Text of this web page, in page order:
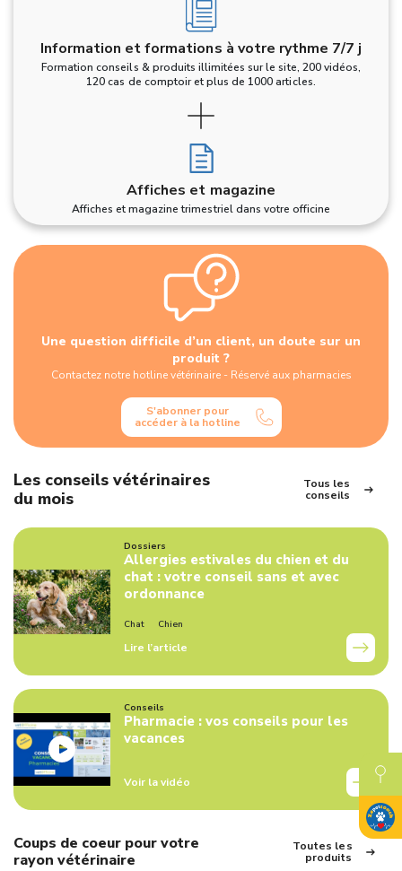
Information et formations à votre rythme 7/7 j
Formation conseils & produits illimitées sur le site, 200 vidéos,
120 cas de comptoir et plus de 1000 articles.
Affiches et magazine
Affiches et magazine trimestriel dans votre officine
Une question difficile d’un client, un doute sur un
produit ?
Contactez notre hotline vétérinaire - Réservé aux pharmacies
S'abonner pour
accéder à la hotline
Les conseils vétérinaires
du mois
Tous les
conseils
Dossiers
Allergies estivales du chien et du
chat : votre conseil sans et avec
ordonnance
Chat Chien
Lire l’article
Conseils
Pharmacie : vos conseils pour les
vacances
Voir la vidéo
Coups de coeur pour votre
rayon vétérinaire
Toutes les
produits